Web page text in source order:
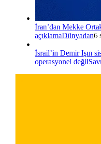
İran’dan Mekke
açıklamaDünyadan6
İsrail’in Demir Işın
operasyonel değil